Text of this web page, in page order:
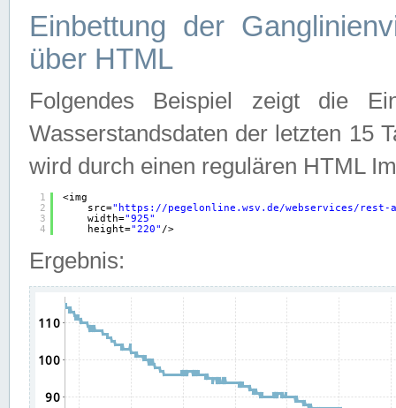
Einbettung der
über HTML
Folgendes Beispiel zeigt die
Wasserstandsdaten der letzten 15
wird durch einen regulären HTML
1
2
3
4
<img
src=" https://pegelonline.wsv.de/webservices/rest-
width="925"
height="220" />
Ergebnis: